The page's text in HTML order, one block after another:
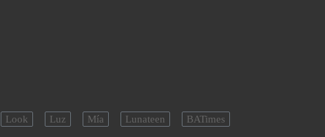
Look Luz Mía Lunateen BATimes